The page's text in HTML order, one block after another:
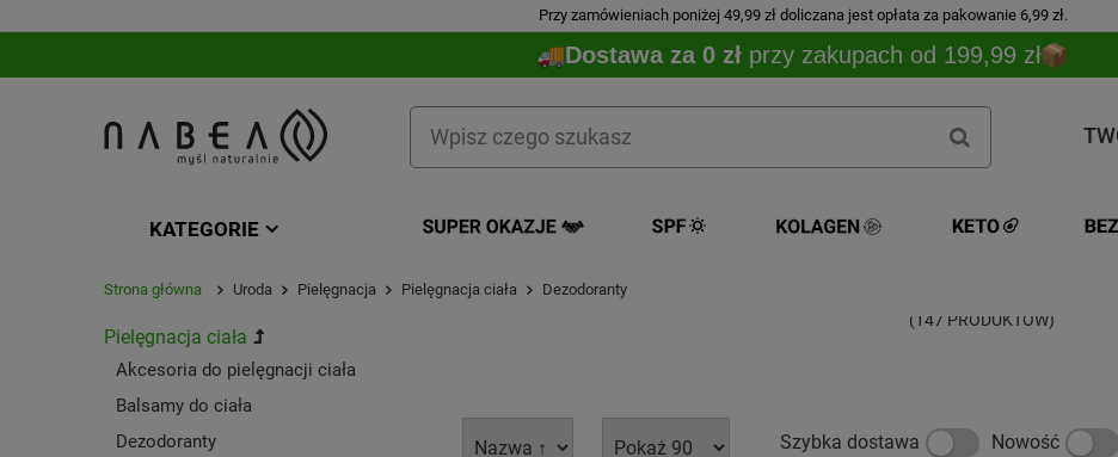
Przy zamówieniach poniżej 49,99 zł doliczana jest opłata za pakowanie 6,99 zł.
Dostawa za 0 zł przy zakupach od 199,99 zł
KATEGORIE
Strona główna Uroda Pielęgnacja Pielęgnacja ciała Dezodoranty
KATEGORIA
Pielęgnacja ciała
Akcesoria do pielęgnacji ciała
Balsamy do ciała
Dezodoranty
(147 PRODUKTÓW)
Szybka dostawa Nowość